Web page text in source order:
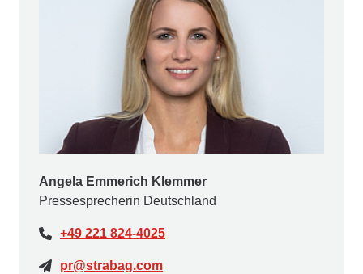
Angela Emmerich Klemmer
Pressesprecherin Deutschland
+49 221 824-4025
pr@strabag.com